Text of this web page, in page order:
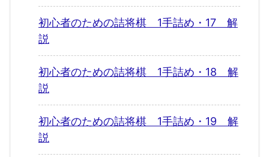
初心者のための詰将棋 1手詰め・17 解
説
初心者のための詰将棋 1手詰め・18 解
説
初心者のための詰将棋 1手詰め・19 解
説